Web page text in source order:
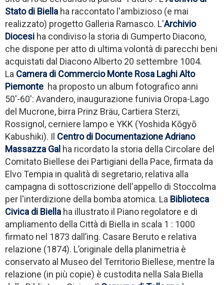
Stato di Biella ha raccontato l'ambizioso (e mai
realizzato) progetto Galleria Ramasco. L'Archivio
Diocesi ha condiviso la storia di Gumperto Diacono,
che dispone per atto di ultima volontà di parecchi beni
acquistati dal Diacono Alberto 20 settembre 1004.
La Camera di Commercio Monte Rosa Laghi Alto
Piemonte ha proposto un album fotografico anni
50'-60': Avandero, inaugurazione funivia Oropa-Lago
del Mucrone, birra Prinz Bräu, Cartiera Sterzi,
Rossignol, cerniere lampo e YKK (Yoshida Kōgyō
Kabushiki). Il Centro di Documentazione Adriano
Massazza Gal ha ricordato la storia della Circolare del
Comitato Biellese dei Partigiani della Pace, firmata da
Elvo Tempia in qualità di segretario, relativa alla
campagna di sottoscrizione dell'appello di Stoccolma
per l'interdizione della bomba atomica. La Biblioteca
Civica di Biella ha illustrato il Piano regolatore e di
ampliamento della Città di Biella in scala 1 : 1000
firmato nel 1873 dall’ing. Casare Beruto e relativa
relazione (1874). L’originale della planimetria è
conservato al Museo del Territorio Biellese, mentre la
relazione (in più copie) è custodita nella Sala Biella